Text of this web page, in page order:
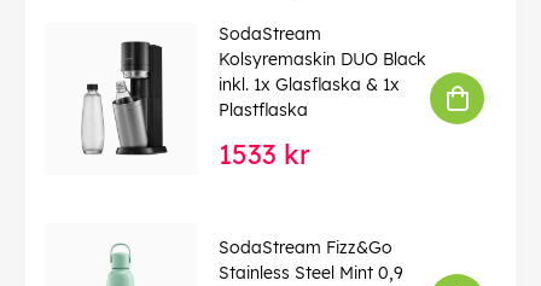
SodaStream
Kolsyremaskin DUO Black
inkl. 1x Glasflaska & 1x
Plastflaska
1533 kr
SodaStream Fizz&Go
Stainless Steel Mint 0,9